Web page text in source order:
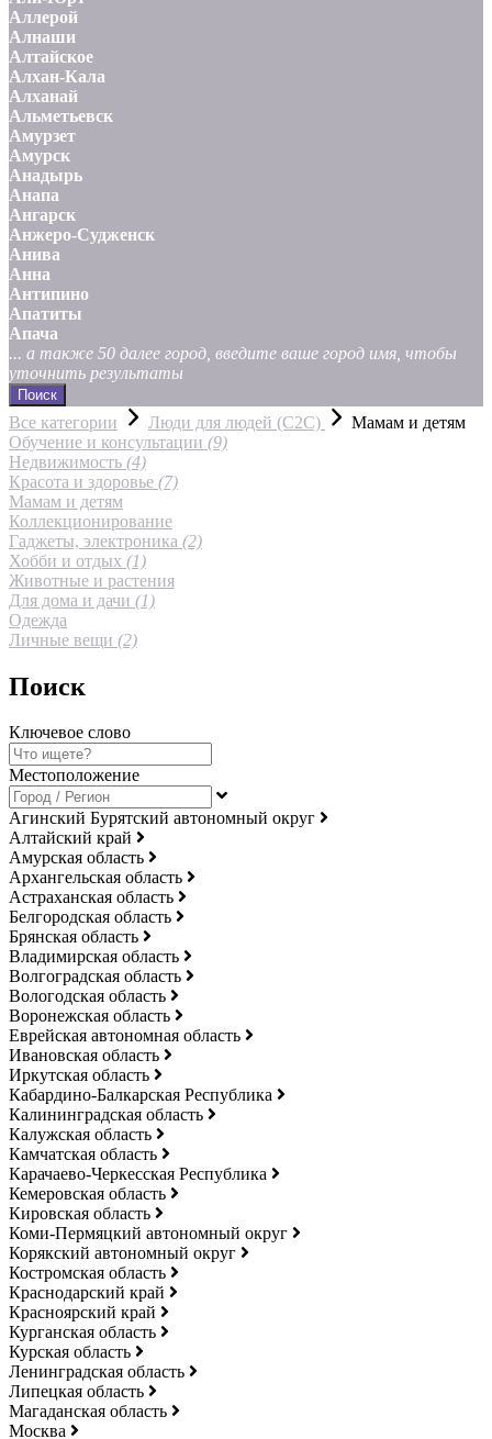
Аллерой
Алнаши
Алтайское
Алхан-Кала
Алханай
Альметьевск
Амурзет
Амурск
Анадырь
Анапа
Ангарск
Анжеро-Судженск
Анива
Анна
Антипино
Апатиты
Апача
... а также 50 далее город, введите ваше город имя, чтобы
уточнить результаты
Поиск
Все категории Люди для людей (С2С)
Мамам и детям
Обучение и консультации (9)
Недвижимость (4)
Красота и здоровье (7)
Мамам и детям
Коллекционирование
Гаджеты, электроника (2)
Хобби и отдых (1)
Животные и растения
Для дома и дачи (1)
Одежда
Личные вещи (2)
Поиск
Ключевое слово
Местоположение
Агинский Бурятский автономный округ
Алтайский край
Амурская область
Архангельская область
Астраханская область
Белгородская область
Брянская область
Владимирская область
Волгоградская область
Вологодская область
Воронежская область
Еврейская автономная область
Ивановская область
Иркутская область
Кабардино-Балкарская Республика
Калининградская область
Калужская область
Камчатская область
Карачаево-Черкесская Республика
Кемеровская область
Кировская область
Коми-Пермяцкий автономный округ
Корякский автономный округ
Костромская область
Краснодарский край
Красноярский край
Курганская область
Курская область
Ленинградская область
Липецкая область
Магаданская область
Москва